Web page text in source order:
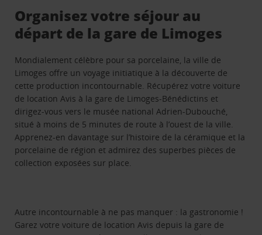
Organisez votre séjour au
départ de la gare de Limoges
Mondialement célèbre pour sa porcelaine, la ville de
Limoges offre un voyage initiatique à la découverte de
cette production incontournable. Récupérez votre voiture
de location Avis à la gare de Limoges-Bénédictins et
dirigez-vous vers le musée national Adrien-Dubouché,
situé à moins de 5 minutes de route à l’ouest de la ville.
Apprenez-en davantage sur l’histoire de la céramique et la
porcelaine de région et admirez des superbes pièces de
collection exposées sur place.
Autre incontournable à ne pas manquer : la gastronomie !
Garez votre voiture de location Avis depuis la gare de